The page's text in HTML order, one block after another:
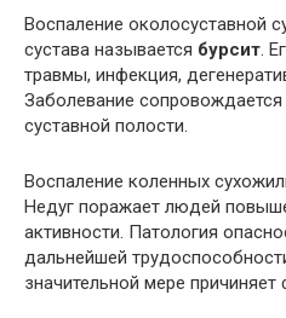
Воспаление околосуставной
сустава называется бурсит .
травмы, инфекция,
Заболевание
суставной полости.
Воспаление коленных
Недуг поражает людей
активности. Патология
дальнейшей
значительной мере